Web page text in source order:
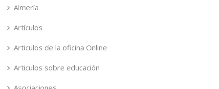
Almería
Artículos
Articulos de la oficina Online
Articulos sobre educación